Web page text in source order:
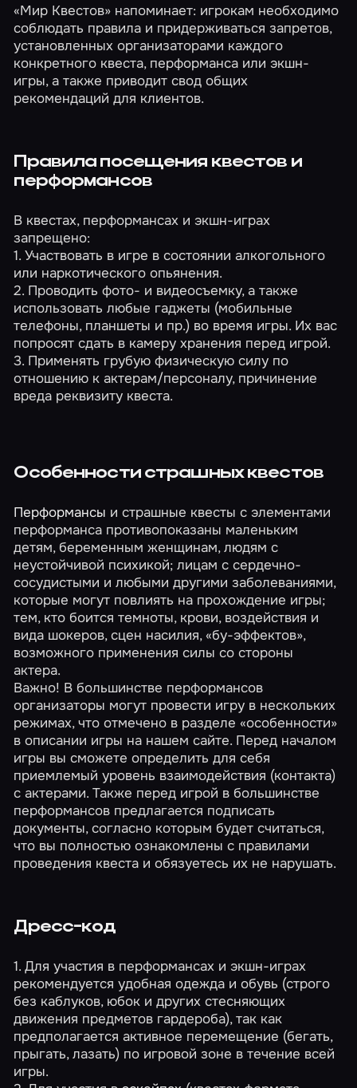
«Мир Квестов» напоминает: игрокам необходимо
соблюдать правила и придерживаться запретов,
установленных организаторами каждого
конкретного квеста, перформанса или экшн-
игры, а также приводит свод общих
рекомендаций для клиентов.
Правила посещения квестов и
перформансов
В квестах, перформансах и экшн-играх
запрещено:
1. Участвовать в игре в состоянии алкогольного
или наркотического опьянения.
2. Проводить фото- и видеосъемку, а также
использовать любые гаджеты (мобильные
телефоны, планшеты и пр.) во время игры. Их вас
попросят сдать в камеру хранения перед игрой.
3. Применять грубую физическую силу по
отношению к актерам/персоналу, причинение
вреда реквизиту квеста.
Особенности страшных квестов
Перформансы и страшные квесты с элементами
перформанса противопоказаны маленьким
детям, беременным женщинам, людям с
неустойчивой психикой; лицам с сердечно-
сосудистыми и любыми другими заболеваниями,
которые могут повлиять на прохождение игры;
тем, кто боится темноты, крови, воздействия и
вида шокеров, сцен насилия, «бу-эффектов»,
возможного применения силы со стороны
актера.
Важно! В большинстве перформансов
организаторы могут провести игру в нескольких
режимах, что отмечено в разделе «особенности»
в описании игры на нашем сайте. Перед началом
игры вы сможете определить для себя
приемлемый уровень взаимодействия (контакта)
с актерами. Также перед игрой в большинстве
перформансов предлагается подписать
документы, согласно которым будет считаться,
что вы полностью ознакомлены с правилами
проведения квеста и обязуетесь их не нарушать.
Дресс-код
1. Для участия в перформансах и экшн-играх
рекомендуется удобная одежда и обувь (строго
без каблуков, юбок и других стесняющих
движения предметов гардероба), так как
предполагается активное перемещение (бегать,
прыгать, лазать) по игровой зоне в течение всей
игры.